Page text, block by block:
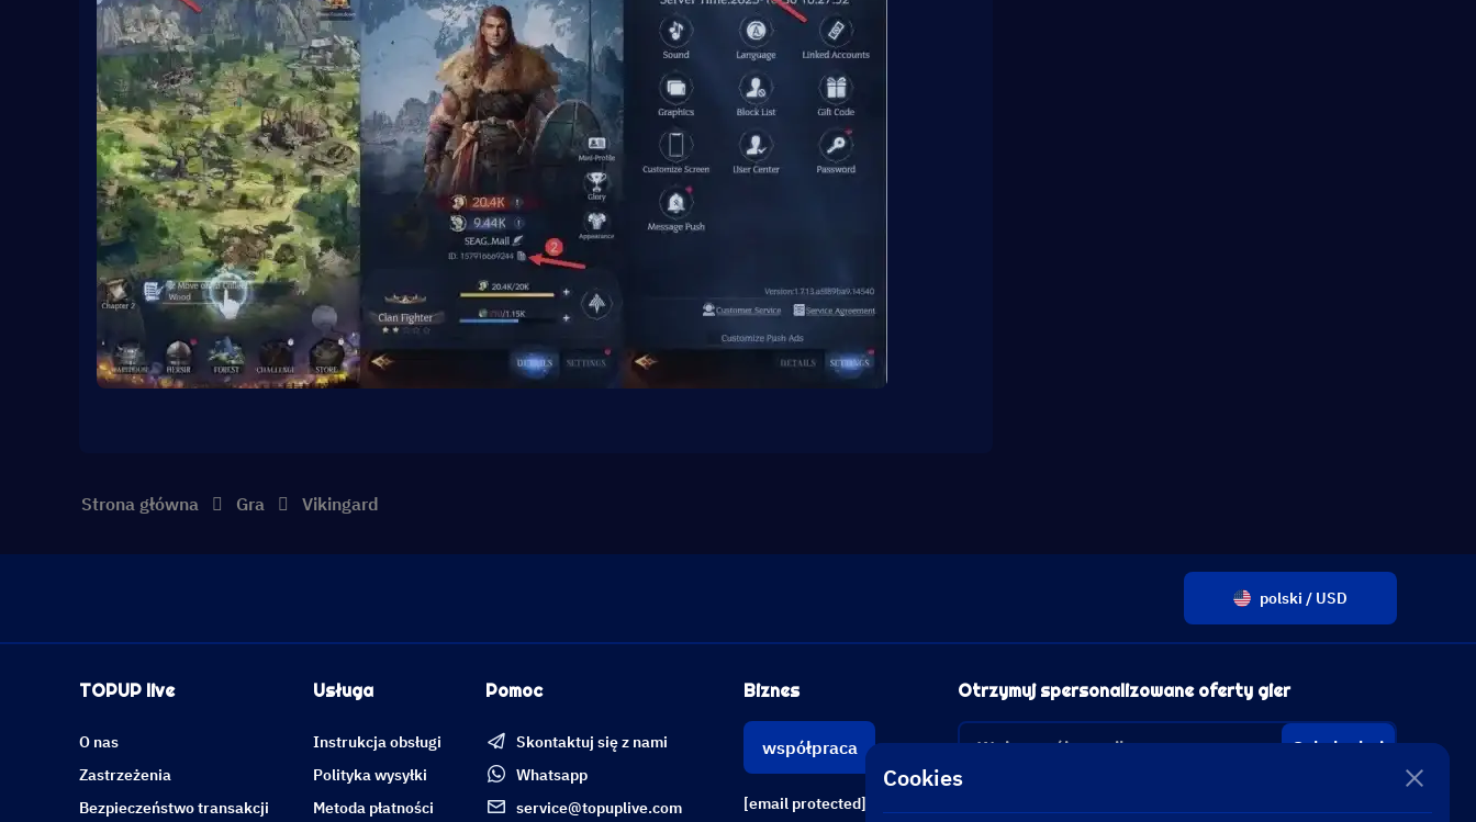
Strona główna Gra Vikingard
polski / USD
TOPUP live
O nas
Zastrzeżenia
Bezpieczeństwo transakcji
Usługa
Instrukcja obsługi
Polityka wysyłki
Metoda płatności
Pomoc
Skontaktuj się z nami
Whatsapp
service@topuplive.com
Biznes
współpraca
[email protected]
Otrzymuj spersonalizowane oferty gier
Subskrybuj
Cookies